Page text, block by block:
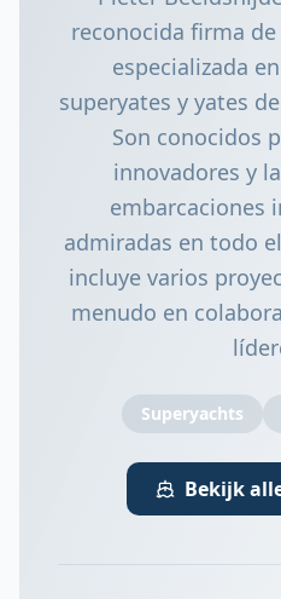
reconocida firma
especializada
superyates y yates
Son conocidos
innovadores y
embarcaciones
admiradas en todo
incluye varios
menudo en
Superyachts
Bekijk